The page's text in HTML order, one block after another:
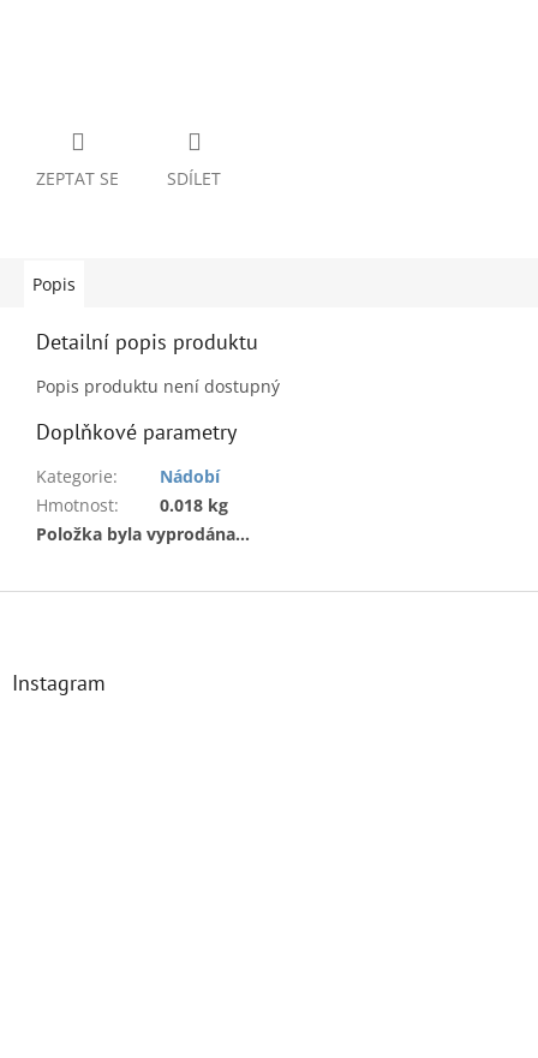
ZEPTAT SE SDÍLET
Popis
Detailní popis produktu
Popis produktu není dostupný
Doplňkové parametry
Kategorie:
Nádobí
Hmotnost:
0.018 kg
Položka byla vyprodána…
Z
Instagram